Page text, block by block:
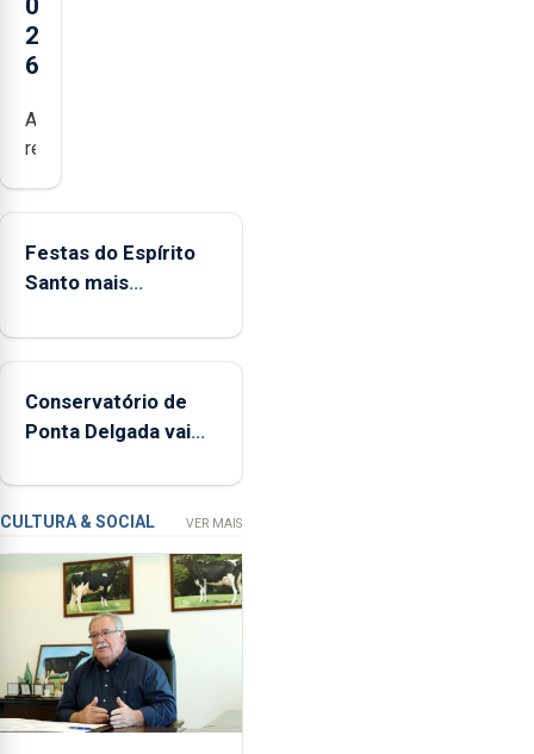
0
2
6
Açores
registaram
mais
ocorrências
e
inspeções
relacionadas
a
apanha
ilegal
lapas
2022
e
2026.
Festas do Espírito
Santo mais
Conservatório de
Ponta Delgada vai
instrumentos
CULTURA & SOCIAL VER MAIS